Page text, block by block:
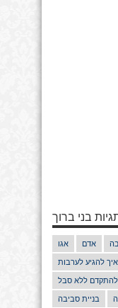
בני ברוך
אגו אדם
איך להגיע לערבות
להתקדם ללא סבל
בניית סביבה